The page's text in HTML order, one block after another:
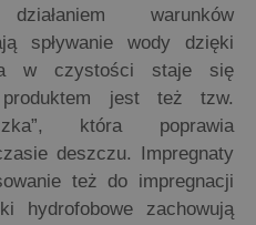
warunków
spływanie wody dzięki
w czystości staje się
produktem jest też tzw.
która poprawia
deszczu. Impregnaty
też do impregnacji
hydrofobowe zachowują